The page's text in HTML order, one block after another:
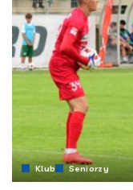
Klub Seniorzy